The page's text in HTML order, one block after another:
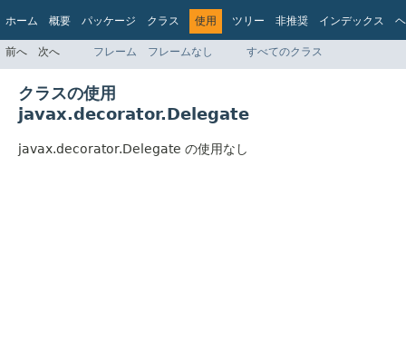
ホーム 概要 パッケージ クラス 使用 ツリー 非推奨 インデックス
前へ 次へ フレーム フレームなし すべてのクラス
クラスの使用
javax.decorator.Delegate
javax.decorator.Delegate の使用なし